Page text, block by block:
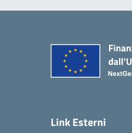
Link Esterni